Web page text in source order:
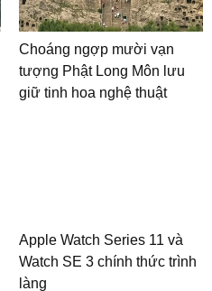
Choáng ngợp mười vạn
tượng Phật Long Môn lưu
giữ tinh hoa nghệ thuật
Apple Watch Series 11 và
Watch SE 3 chính thức trình
làng